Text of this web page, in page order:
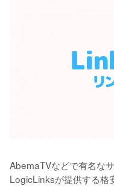
AbemaTVなどで有名な
LogicLinksが提供する格